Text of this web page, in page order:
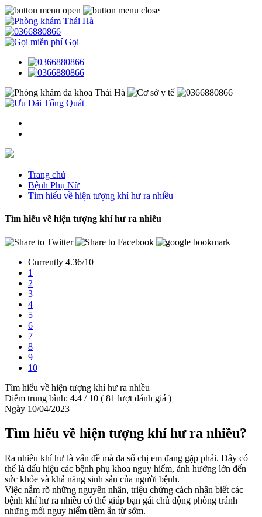
Gọi
Trang chủ
Bệnh Phụ Nữ
Tìm hiểu về hiện tượng khí hư ra nhiều
Tìm hiểu về hiện tượng khí hư ra nhiều
Currently 4.36/10
1
2
3
4
5
6
7
8
9
10
Tìm hiểu về hiện tượng khí hư ra nhiều
Điểm trung bình: 4.4 / 10 ( 81 lượt đánh giá )
Ngày 10/04/2023
Tìm hiểu về hiện tượng khí hư ra nhiều?
Ra nhiều khí hư là vấn đề mà đa số chị em đang gặp phải. Đây có
thể là dấu hiệu các bệnh phụ khoa nguy hiểm, ảnh hưởng lớn đến
sức khỏe và khả năng sinh sản của người bệnh.
Việc nắm rõ những nguyên nhân, triệu chứng cách nhận biết các
bệnh khí hư ra nhiều có thể giúp bạn gái chủ động phòng tránh
những mối nguy hiểm tiềm ẩn từ sớm.